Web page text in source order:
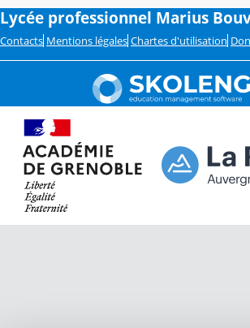
Lycée professionnel Marius
Contacts Mentions légales Chartes d'utilisation